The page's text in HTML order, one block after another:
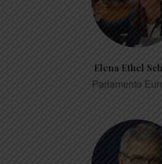
Elena Ethel
Parlamento